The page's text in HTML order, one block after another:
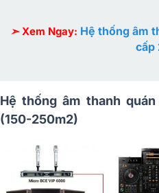
➣Xem Ngay: Hệ thống âm
cấp
Hệ thống âm thanh
(150-250m2)